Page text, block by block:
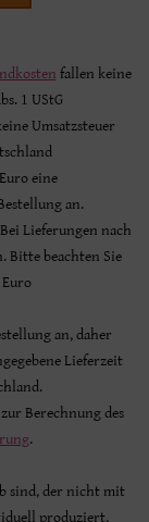
fallen keine
1 UStG
Umsatzsteuer
eine
an.
Lieferungen nach
Bitte beachten Sie
an, daher
Lieferzeit
Berechnung des
.
sind, der nicht mit
produziert,